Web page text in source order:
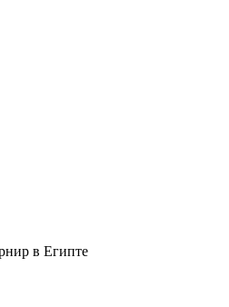
в Египте